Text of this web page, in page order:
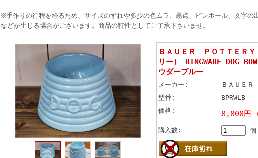
※手作りの行程を経るため、サイズのずれや多少の色ムラ、黒点、ピンホール、文字の
などが生じる場合がございます。商品の特性としてご了承下さいませ。
ＢＡＵＥＲ ＰＯＴＴＥＲ
リー) RINGWARE DOG
ウダーブルー
メーカー:
ＢＡＵＥ
型番:
BPRWLB
価格:
8,800円
購入数: 個